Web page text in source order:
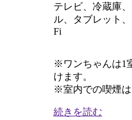
テレビ、冷蔵庫
ル、タブレット
Fi
※ワンちゃんは1
けます。
※室内での喫煙は
続きを読む